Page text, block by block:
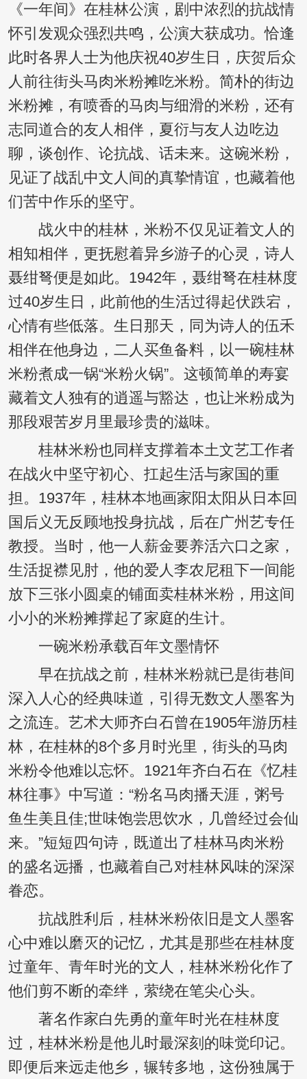
《一年间》在桂林公演，剧中浓烈的抗战情
怀引发观众强烈共鸣，公演大获成功。恰逢
此时各界人士为他庆祝40岁生日，庆贺后众
人前往街头马肉米粉摊吃米粉。简朴的街边
米粉摊，有喷香的马肉与细滑的米粉，还有
志同道合的友人相伴，夏衍与友人边吃边
聊，谈创作、论抗战、话未来。这碗米粉，
见证了战乱中文人间的真挚情谊，也藏着他
们苦中作乐的坚守。
战火中的桂林，米粉不仅见证着文人的
相知相伴，更抚慰着异乡游子的心灵，诗人
聂绀弩便是如此。1942年，聂绀弩在桂林度
过40岁生日，此前他的生活过得起伏跌宕，
心情有些低落。生日那天，同为诗人的伍禾
相伴在他身边，二人买鱼备料，以一碗桂林
米粉煮成一锅“米粉火锅”。这顿简单的寿宴
藏着文人独有的逍遥与豁达，也让米粉成为
那段艰苦岁月里最珍贵的滋味。
桂林米粉也同样支撑着本土文艺工作者
在战火中坚守初心、扛起生活与家国的重
担。1937年，桂林本地画家阳太阳从日本回
国后义无反顾地投身抗战，后在广州艺专任
教授。当时，他一人薪金要养活六口之家，
生活捉襟见肘，他的爱人李农尼租下一间能
放下三张小圆桌的铺面卖桂林米粉，用这间
小小的米粉摊撑起了家庭的生计。
一碗米粉承载百年文墨情怀
早在抗战之前，桂林米粉就已是街巷间
深入人心的经典味道，引得无数文人墨客为
之流连。艺术大师齐白石曾在1905年游历桂
林，在桂林的8个多月时光里，街头的马肉
米粉令他难以忘怀。1921年齐白石在《忆桂
林往事》中写道：“粉名马肉播天涯，粥号
鱼生美且佳;世味饱尝思饮水，几曾经过会仙
来。”短短四句诗，既道出了桂林马肉米粉
的盛名远播，也藏着自己对桂林风味的深深
眷恋。
抗战胜利后，桂林米粉依旧是文人墨客
心中难以磨灭的记忆，尤其是那些在桂林度
过童年、青年时光的文人，桂林米粉化作了
他们剪不断的牵绊，萦绕在笔尖心头。
著名作家白先勇的童年时光在桂林度
过，桂林米粉是他儿时最深刻的味觉印记。
即便后来远走他乡，辗转多地，这份独属于